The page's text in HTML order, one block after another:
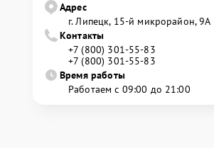
Адрес
г. Липецк, 15-й микрорайон, 9А
Контакты
+7 (800) 301-55-83
+7 (800) 301-55-83
Время работы
Работаем с 09:00 до 21:00